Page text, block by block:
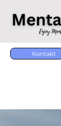
Kontakt